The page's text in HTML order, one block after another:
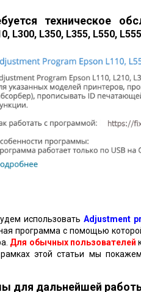
техническое
L300, L350, L355, L550, L555
использоватьAdjustment
программа с помощью
Для обычных пользователей
этой статьи мы
для дальнейшей